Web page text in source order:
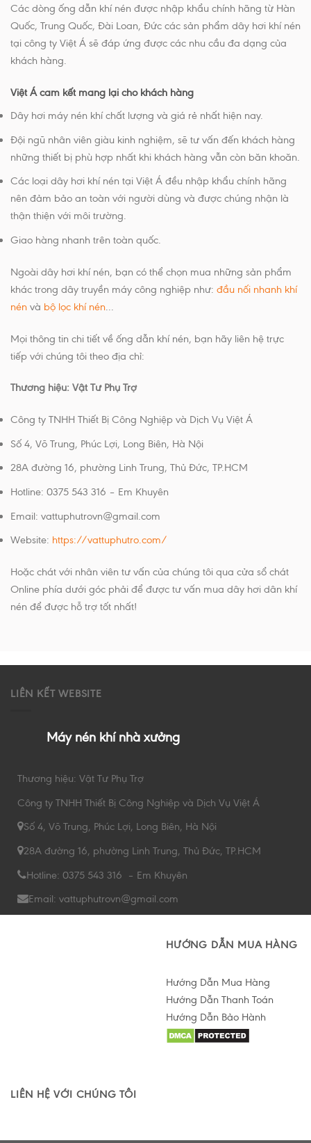
Các dòng ống dẫn khí nén được nhập khẩu chính hãng từ Hàn
Quốc, Trung Quốc, Đài Loan, Đức các sản phẩm dây hơi khí nén
tại công ty Việt Á sẽ đáp ứng được các nhu cầu đa dạng của
khách hàng.
Việt Á cam kết mang lại cho khách hàng
Dây hơi máy nén khí chất lượng và giá rẻ nhất hiện nay.
Đội ngũ nhân viên giàu kinh nghiệm, sẽ tư vấn đến khách hàng
những thiết bị phù hợp nhất khi khách hàng vẫn còn băn khoăn.
Các loại dây hơi khí nén tại Việt Á đều nhập khẩu chính hãng
nên đảm bảo an toàn với người dùng và được chúng nhận là
thận thiện với môi trường.
Giao hàng nhanh trên toàn quốc.
Ngoài dây hơi khí nén, bạn có thể chọn mua những sản phẩm
khác trong dây truyền máy công nghiệp như: đầu nối nhanh khí
nén và bộ lọc khí nén...
Mọi thông tin chi tiết về ống dẫn khí nén, bạn hãy liên hệ trực
tiếp với chúng tôi theo địa chỉ:
Thương hiệu: Vật Tư Phụ Trợ
Công ty TNHH Thiết Bị Công Nghiệp và Dịch Vụ Việt Á
Số 4, Võ Trung, Phúc Lợi, Long Biên, Hà Nội
​28A đường 16, phường Linh Trung, Thủ Đức, TP.HCM
Hotline: 0375 543 316 – Em Khuyên
Email: vattuphutrovn@gmail.com
Website: https://vattuphutro.com/
Hoặc chát với nhân viên tư vấn của chúng tôi qua cửa sổ chát
Online phía dưới góc phải để được tư vấn mua dây hơi dân khí
nén để được hỗ trợ tốt nhất!
LIÊN KẾT WEBSITE
Máy nén khí nhà xưởng
Thương hiệu: Vật Tư Phụ Trợ
Công ty TNHH Thiết Bị Công Nghiệp và Dịch Vụ Việt Á
Số 4, Võ Trung, Phúc Lợi, Long Biên, Hà Nội
28A đường 16, phường Linh Trung, Thủ Đức, TP.HCM
Hotline: 0375 543 316 – Em Khuyên
Email: vattuphutrovn@gmail.com
HƯỚNG DẪN MUA HÀNG
Hướng Dẫn Mua Hàng
Hướng Dẫn Thanh Toán
Hướng Dẫn Bảo Hành
LIÊN HỆ VỚI CHÚNG TÔI